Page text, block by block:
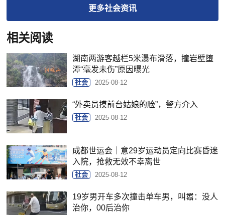
更多社会资讯
相关阅读
湖南两游客越栏5米瀑布滑落，撞岩壁堕
潭“毫发未伤”原因曝光
社会 2025-08-12
“外卖员摸前台姑娘的脸”，警方介入
社会 2025-08-12
成都世运会｜意29岁运动员定向比赛昏迷
入院，抢救无效不幸离世
社会 2025-08-12
19岁男开车多次撞击单车男，叫嚣：没人
治你，00后治你